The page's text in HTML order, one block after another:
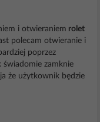
i otwieraniem rolet
polecam otwieranie i
poprzez
zamknie
że użytkownik będzie